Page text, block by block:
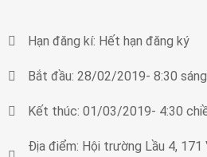
Hạn đăng kí: Hết hạn đăng ký
Bắt đầu: 28/02/2019- 8:30 sáng
Kết thúc: 01/03/2019- 4:30
Địa điểm: Hội trường Lầu 4, 171